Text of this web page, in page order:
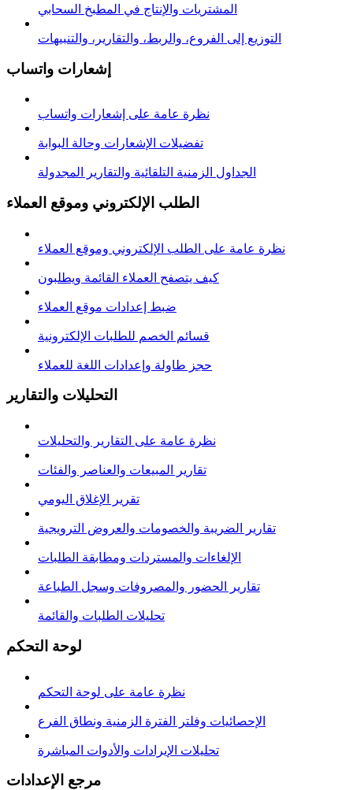
المشتريات والإنتاج في المطبخ السحابي
التوزيع إلى الفروع، والربط، والتقارير، والتنبيهات
إشعارات واتساب
نظرة عامة على إشعارات واتساب
تفضيلات الإشعارات وحالة البوابة
الجداول الزمنية التلقائية والتقارير المجدولة
الطلب الإلكتروني وموقع العملاء
نظرة عامة على الطلب الإلكتروني وموقع العملاء
كيف يتصفح العملاء القائمة ويطلبون
ضبط إعدادات موقع العملاء
قسائم الخصم للطلبات الإلكترونية
حجز طاولة وإعدادات اللغة للعملاء
التحليلات والتقارير
نظرة عامة على التقارير والتحليلات
تقارير المبيعات والعناصر والفئات
تقرير الإغلاق اليومي
تقارير الضريبة والخصومات والعروض الترويجية
الإلغاءات والمستردات ومطابقة الطلبات
تقارير الحضور والمصروفات وسجل الطباعة
تحليلات الطلبات والقائمة
لوحة التحكم
نظرة عامة على لوحة التحكم
الإحصائيات وفلتر الفترة الزمنية ونطاق الفرع
تحليلات الإيرادات والأدوات المباشرة
مرجع الإعدادات